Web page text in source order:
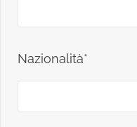
Nazionalità*